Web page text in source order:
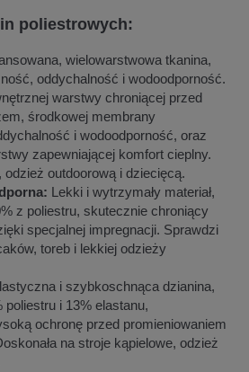
poliestrowych:
wielowarstwowa tkanina,
oddychalność i wodoodporność.
warstwy chroniącej przed
środkowej membrany
i wodoodporność, oraz
zapewniającej komfort cieplny.
odzież outdoorową i dziecięcą.
Lekki i wytrzymały materiał,
z poliestru, skutecznie chroniący
specjalnej impregnacji. Sprawdzi
toreb i lekkiej odzieży
i szybkoschnąca dzianina,
i 13% elastanu,
ochronę przed promieniowaniem
na stroje kąpielowe, odzież